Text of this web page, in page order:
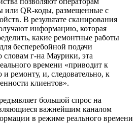
или QR-коды, размещенные с
В результате сканирования
информацию, которая
какие ремонтные работы
бесперебойной подачи
словам г-на Маурики, эта
времени «приводит к
ремонту, и, следовательно, к
клиентов».
большой спрос на
важнейшим каналом
в режиме реального времени